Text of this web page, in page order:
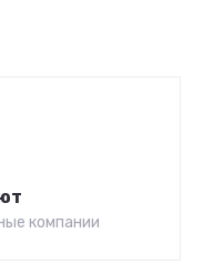
компании